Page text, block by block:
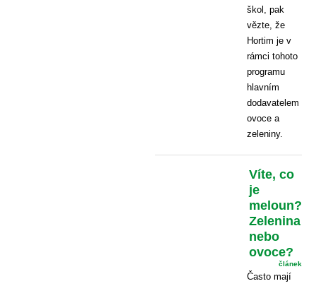
škol, pak
vězte, že
Hortim je v
rámci tohoto
programu
hlavním
dodavatelem
ovoce a
zeleniny.
Víte, co
je
meloun?
Zelenina
nebo
ovoce?
článek
Často mají